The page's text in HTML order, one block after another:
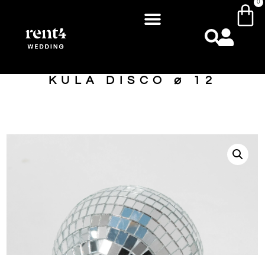
0
KULA DISCO ⌀ 12